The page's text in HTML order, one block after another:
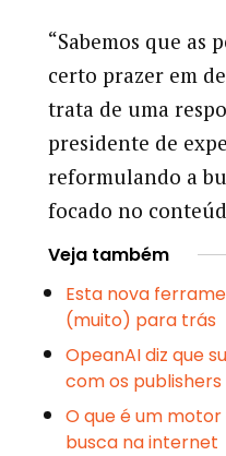
“Sabemos que as
certo prazer em
trata de uma
presidente de
reformulando a
focado no
Veja também
Esta nova
(muito) para trás
OpeanAI diz que
com os publishers
O que é um
busca na internet